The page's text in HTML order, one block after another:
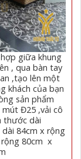
giữa khung
, qua bàn tay
,tạo lên một
khách của bạn
sản phẩm
Đ25 ,vải cô
thước dài
84cm x rộng
rộng 80cm x